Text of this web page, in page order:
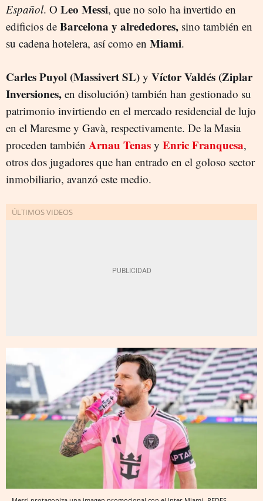
Español. O Leo Messi, que no solo ha invertido en
edificios de Barcelona y alrededores, sino también en
su cadena hotelera, así como en Miami.
Carles Puyol (Massivert SL) y Víctor Valdés (Ziplar
Inversiones, en disolución) también han gestionado su
patrimonio invirtiendo en el mercado residencial de lujo
en el Maresme y Gavà, respectivamente. De la Masia
proceden también Arnau Tenas y Enric Franquesa,
otros dos jugadores que han entrado en el goloso sector
inmobiliario, avanzó este medio.